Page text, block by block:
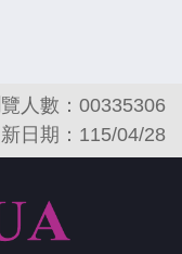
人數：00335306
日期：115/04/28